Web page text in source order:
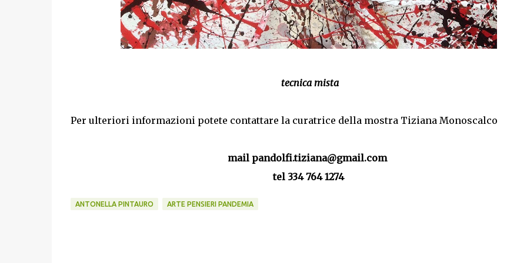
tecnica mista
Per ulteriori informazioni potete contattare la curatrice della mostra Tiziana Monoscalco
mail pandolfi.tiziana@gmail.com
tel 334 764 1274
ANTONELLA PINTAURO ARTE PENSIERI PANDEMIA